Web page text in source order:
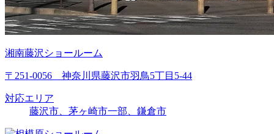
湘南藤沢ショールーム
〒251-0056 神奈川県藤沢市羽鳥5丁目5-44
対応エリア
藤沢市、茅ヶ崎市一部、鎌倉市